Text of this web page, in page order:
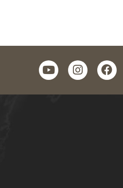
facebook
instagram
youtube